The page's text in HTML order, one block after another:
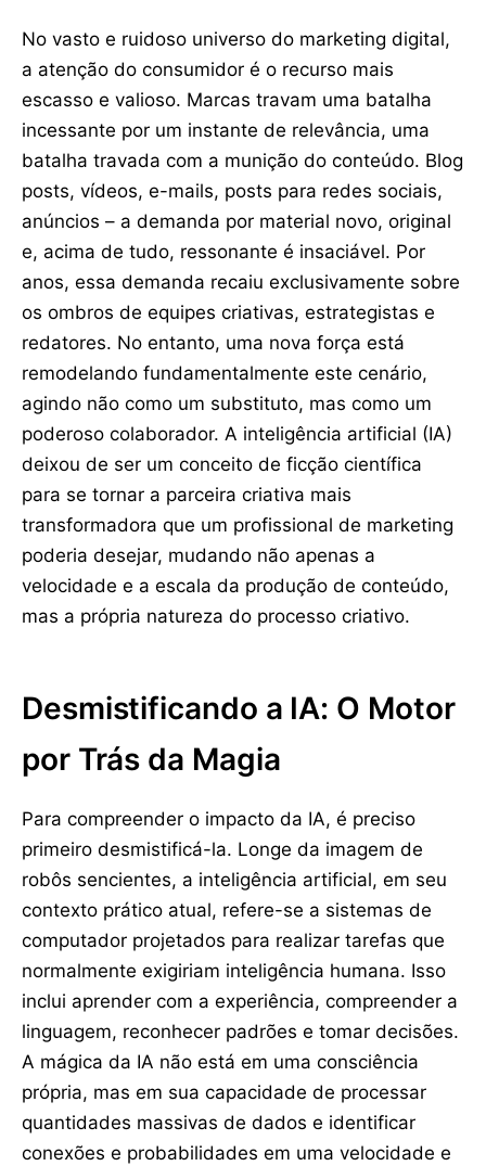
No vasto e ruidoso universo do marketing digital,
a atenção do consumidor é o recurso mais
escasso e valioso. Marcas travam uma batalha
incessante por um instante de relevância, uma
batalha travada com a munição do conteúdo. Blog
posts, vídeos, e-mails, posts para redes sociais,
anúncios – a demanda por material novo, original
e, acima de tudo, ressonante é insaciável. Por
anos, essa demanda recaiu exclusivamente sobre
os ombros de equipes criativas, estrategistas e
redatores. No entanto, uma nova força está
remodelando fundamentalmente este cenário,
agindo não como um substituto, mas como um
poderoso colaborador. A inteligência artificial (IA)
deixou de ser um conceito de ficção científica
para se tornar a parceira criativa mais
transformadora que um profissional de marketing
poderia desejar, mudando não apenas a
velocidade e a escala da produção de conteúdo,
mas a própria natureza do processo criativo.
Desmistificando a IA: O Motor
por Trás da Magia
Para compreender o impacto da IA, é preciso
primeiro desmistificá-la. Longe da imagem de
robôs sencientes, a inteligência artificial, em seu
contexto prático atual, refere-se a sistemas de
computador projetados para realizar tarefas que
normalmente exigiriam inteligência humana. Isso
inclui aprender com a experiência, compreender a
linguagem, reconhecer padrões e tomar decisões.
A mágica da IA não está em uma consciência
própria, mas em sua capacidade de processar
quantidades massivas de dados e identificar
conexões e probabilidades em uma velocidade e